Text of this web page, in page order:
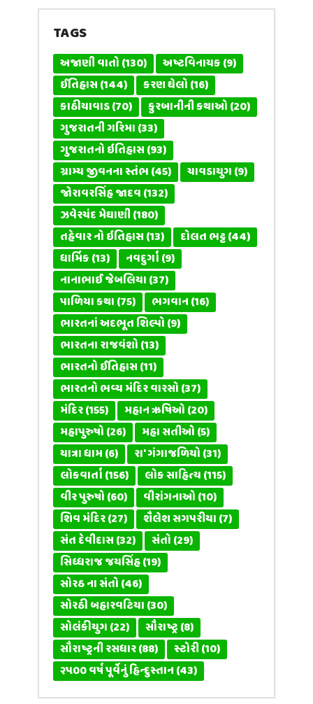
TAGS
અજાણી વાતો(130) અષ્ટવિનાયક(9)
ઈતિહાસ(144) કરણ ઘેલો(16)
કાઠીયાવાડ(70) કુરબાનીની કથાઓ(20)
ગુજરાતની ગરિમા(33)
ગુજરાતનો ઇતિહાસ(93)
ગ્રામ્ય જીવનના સ્તંભ(45) ચાવડાયુગ(9)
જોરાવરસિંહ જાદવ(132)
ઝવેરચંદ મેઘાણી(180)
તહેવાર નો ઇતિહાસ(13) દોલત ભટ્ટ(44)
ધાર્મિક(13) નવદુર્ગા(9)
નાનાભાઈ જેબલિયા(37)
પાળિયા કથા(75) ભગવાન(16)
ભારતનાં અદભૂત શિલ્પો(9)
ભારતના રાજવંશો(13)
ભારતનો ઈતિહાસ(11)
ભારતનો ભવ્ય મંદિર વારસો(37)
મંદિર(155) મહાન ઋષિઓ(20)
મહાપુરુષો(26) મહા સતીઓ(5)
યાત્રા ધામ(6) રા' ગંગાજળિયો(31)
લોકવાર્તા(156) લોક સાહિત્ય(115)
વીર પુરુષો(60) વીરાંગનાઓ(10)
શિવ મંદિર(27) શૈલેશ સગપરીયા(7)
સંત દેવીદાસ(32) સંતો(29)
સિધ્ધરાજ જયસિંહ(19)
સોરઠ ના સંતો(46)
સોરઠી બહારવટિયા(30)
સોલંકીયુગ(22) સૌરાષ્ટ્ર(8)
સૌરાષ્ટ્રની રસધાર(88) સ્ટોરી(10)
૨૫૦૦ વર્ષ પૂર્વેનું હિન્દુસ્તાન(43)